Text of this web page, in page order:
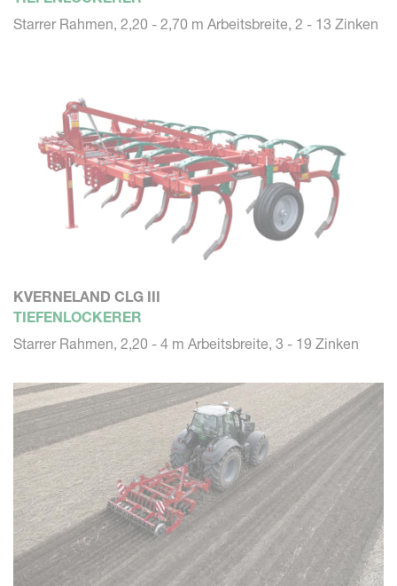
Starrer Rahmen, 2,20 - 2,70 m Arbeitsbreite, 2 - 13 Zinken
KVERNELAND CLG III
TIEFENLOCKERER
Starrer Rahmen, 2,20 - 4 m Arbeitsbreite, 3 - 19 Zinken